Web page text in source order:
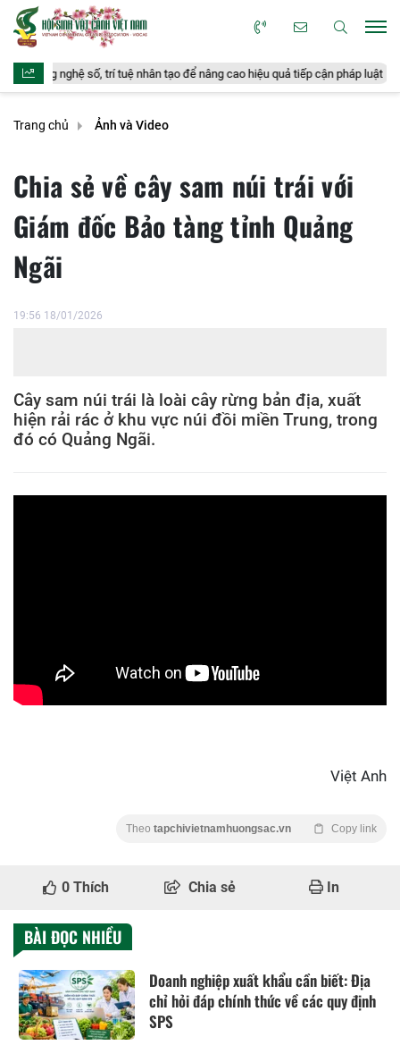
số, trí tuệ nhân tạo để nâng cao hiệu quả tiếp cận pháp luật Mua
Trang chủ Ảnh và Video
Chia sẻ về cây sam núi trái với
Giám đốc Bảo tàng tỉnh Quảng
Ngãi
19:56 18/01/2026
Cây sam núi trái là loài cây rừng bản địa, xuất
hiện rải rác ở khu vực núi đồi miền Trung, trong
đó có Quảng Ngãi.
Việt Anh
Theo tapchivietnamhuongsac.vn Copy link
0 Thích Chia sẻ In
BÀI ĐỌC NHIỀU
Doanh nghiệp xuất khẩu cần biết: Địa
chỉ hỏi đáp chính thức về các quy định
SPS